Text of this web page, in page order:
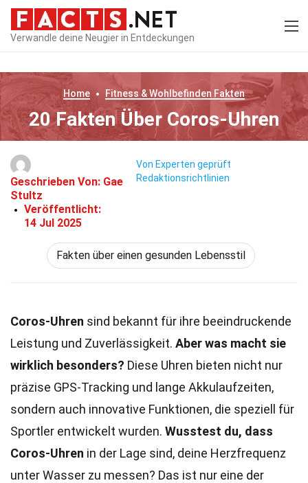
Verwandle deine Neugier in Entdeckungen
Home Fitness & Wohlbefinden Fakten
20 Fakten Über Coros-Uhren
Geschrieben Von: Gae
Stultz
Veröffentlicht:
14 Jul 2025
Von Experten geprüft
Redaktionsrichtlinien
Fakten über einen gesunden Lebensstil
Coros-Uhren sind bekannt für ihre beeindruckende
Leistung und Zuverlässigkeit. Aber was macht sie
wirklich besonders? Diese Uhren bieten nicht nur
präzise GPS-Tracking und lange Akkulaufzeiten,
sondern auch innovative Funktionen, die speziell für
Sportler entwickelt wurden. Wusstest du, dass
Coros-Uhren in der Lage sind, deine Herzfrequenz
unter Wasser zu messen? Das ist nur eine der